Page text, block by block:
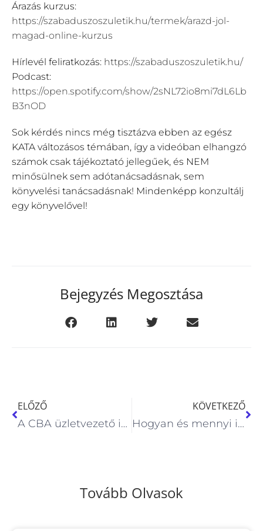
Árazás kurzus:
https://szabaduszoszuletik.hu/termek/arazd-jol-
magad-online-kurzus
Hírlevél feliratkozás: https://szabaduszoszuletik.hu/
Podcast:
https://open.spotify.com/show/2sNL72io8mi7dL6Lb
B3nOD
Sok kérdés nincs még tisztázva ebben az egész
KATA változásos témában, így a videóban elhangzó
számok csak tájékoztató jellegűek, és NEM
minősülnek sem adótanácsadásnak, sem
könyvelési tanácsadásnak! Mindenképp konzultálj
egy könyvelővel!
Bejegyzés Megosztása
ELŐZŐ
A CBA üzletvezető is kiborult ettől az áremeléstől
KÖVETKEZŐ
Hogyan és mennyi idő alatt térül meg egy konzultáció / kurzus ára számodra?
Tovább Olvasok